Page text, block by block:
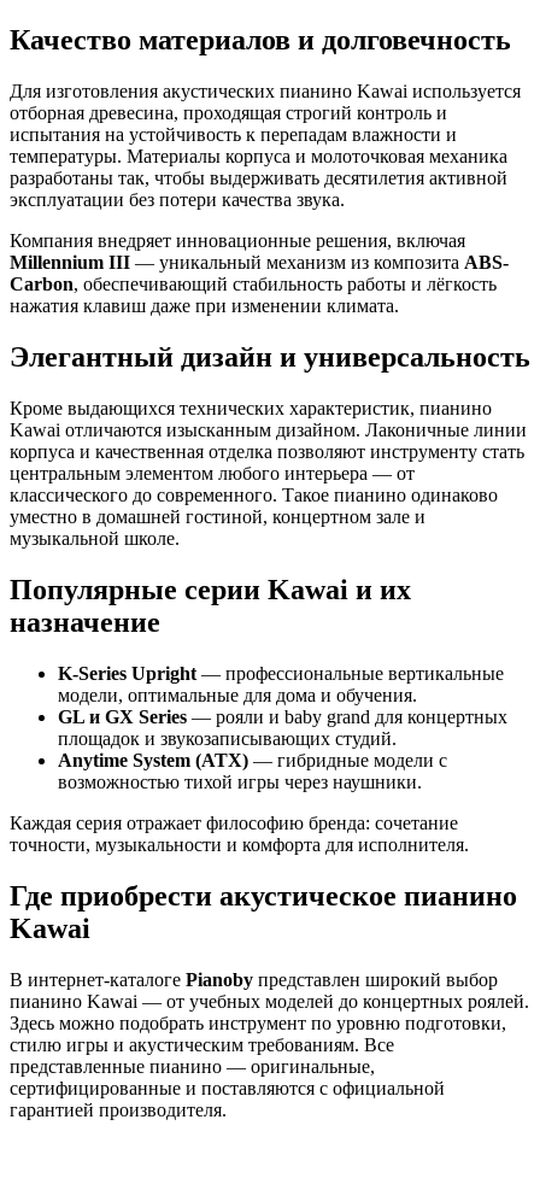
Качество материалов и долговечность
Для изготовления акустических пианино Kawai используется
отборная древесина, проходящая строгий контроль и
испытания на устойчивость к перепадам влажности и
температуры. Материалы корпуса и молоточковая механика
разработаны так, чтобы выдерживать десятилетия активной
эксплуатации без потери качества звука.
Компания внедряет инновационные решения, включая
Millennium III — уникальный механизм из композита ABS-
Carbon, обеспечивающий стабильность работы и лёгкость
нажатия клавиш даже при изменении климата.
Элегантный дизайн и универсальность
Кроме выдающихся технических характеристик, пианино
Kawai отличаются изысканным дизайном. Лаконичные линии
корпуса и качественная отделка позволяют инструменту стать
центральным элементом любого интерьера — от
классического до современного. Такое пианино одинаково
уместно в домашней гостиной, концертном зале и
музыкальной школе.
Популярные серии Kawai и их
назначение
K-Series Upright — профессиональные вертикальные
модели, оптимальные для дома и обучения.
GL и GX Series — рояли и baby grand для концертных
площадок и звукозаписывающих студий.
Anytime System (ATX) — гибридные модели с
возможностью тихой игры через наушники.
Каждая серия отражает философию бренда: сочетание
точности, музыкальности и комфорта для исполнителя.
Где приобрести акустическое пианино
Kawai
В интернет-каталоге Pianoby представлен широкий выбор
пианино Kawai — от учебных моделей до концертных роялей.
Здесь можно подобрать инструмент по уровню подготовки,
стилю игры и акустическим требованиям. Все
представленные пианино — оригинальные,
сертифицированные и поставляются с официальной
гарантией производителя.